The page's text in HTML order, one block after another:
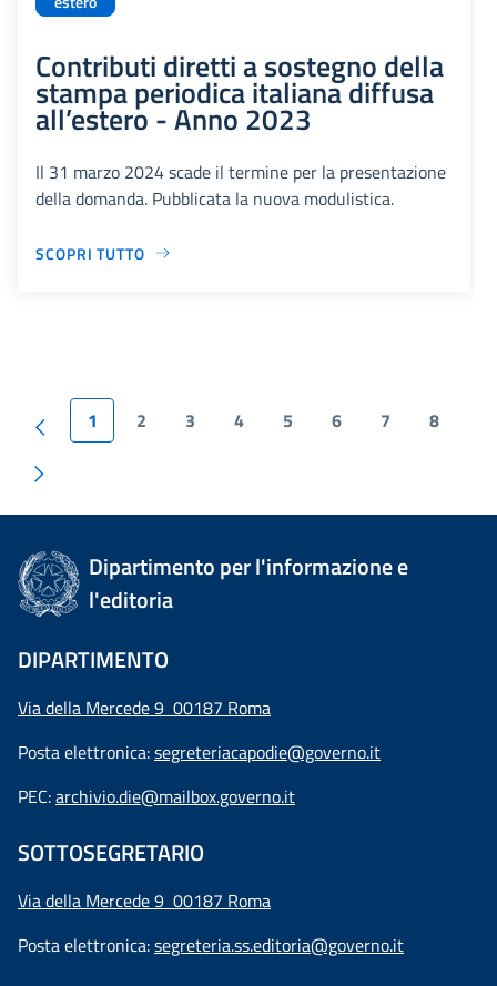
Contributi diretti a sostegno della
stampa periodica italiana diffusa
all’estero - Anno 2023
Il 31 marzo 2024 scade il termine per la presentazione
della domanda. Pubblicata la nuova modulistica.
SCOPRI TUTTO
1 2 3 4 5 6 7 8
Dipartimento per l'informazione e
l'editoria
DIPARTIMENTO
Via della Mercede 9 00187 Roma
Posta elettronica:segreteriacapodie@governo.it
PEC:archivio.die@mailbox.governo.it
SOTTOSEGRETARIO
Via della Mercede 9 00187 Roma
Posta elettronica:segreteria.ss.editoria@governo.it